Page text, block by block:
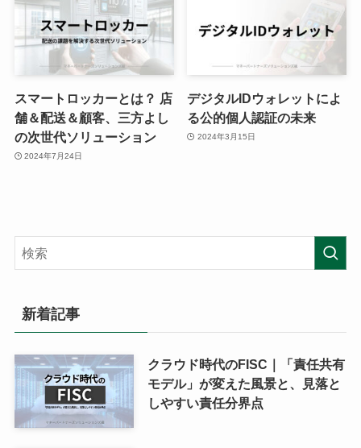
スマートロッカーとは？ 店
舗＆配送＆顧客、三方よし
の次世代ソリューション
2024年7月24日
デジタルIDウォレットによ
る公的個人認証の未来
2024年3月15日
新着記事
クラウド時代のFISC｜「責任共有
モデル」が変えた風景と、見落と
しやすい責任分界点